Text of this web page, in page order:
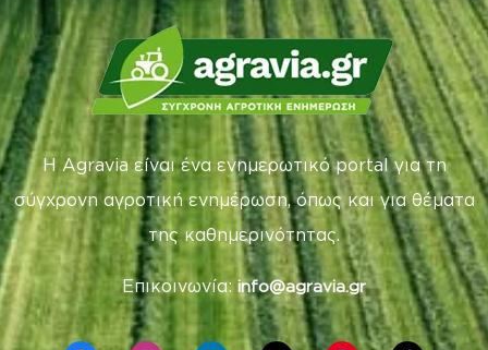
Η Agravia είναι ένα ενημερωτικό portal για τη
σύγχρονη αγροτική ενημέρωση, όπως και για θέματα
της καθημερινότητας.
Επικοινωνία: info@agravia.gr